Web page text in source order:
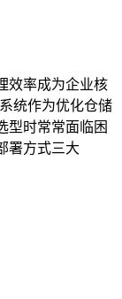
效率成为企业核
统作为优化仓储
型时常常面临困
署方式三大